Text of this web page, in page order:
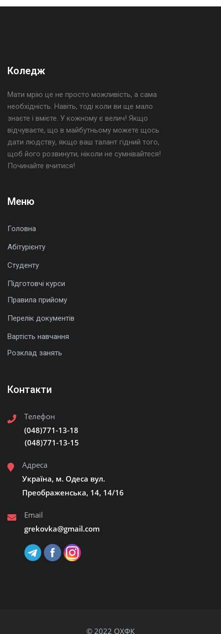
Коледж
Мати мрію це не просто можливість, а сама
необхідність. Навіть, тоді коли ви ще мало
знаєте і вмієте. У кожному є велич! Якщо
відчуваєте, що в майбутньому можете щось
дати людству, якщо ваш талант гідний того,
щоб його розвинути, ніколи не сумнівайтеся!
Починайте вчитися!
Меню
Головна
Абітурієнту
Студенту
Підготовчі курси
Правила прийому
Перелік документів
Вартість навчання
Розклад занять
Контакти
Телефон
(048)771-13-18
(048)771-13-15
Адреса
Україна, м. Одеса вул.
Преображенська, 14, 14/16
Email
grekovka@gmail.сom
© 2022 ОХФК